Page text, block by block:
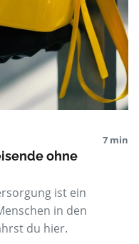
7 min
ohne
ist ein
in den
du hier.